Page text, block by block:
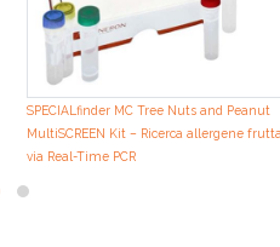
SPECIALfinder MC Tree Nuts and Peanut
MultiSCREEN Kit – Ricerca allergene
via Real-Time PCR